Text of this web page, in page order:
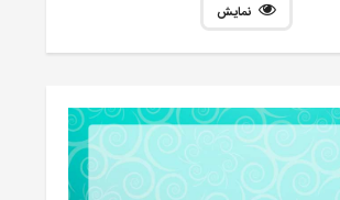
نمایش